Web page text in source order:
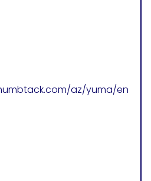
az/yuma/en